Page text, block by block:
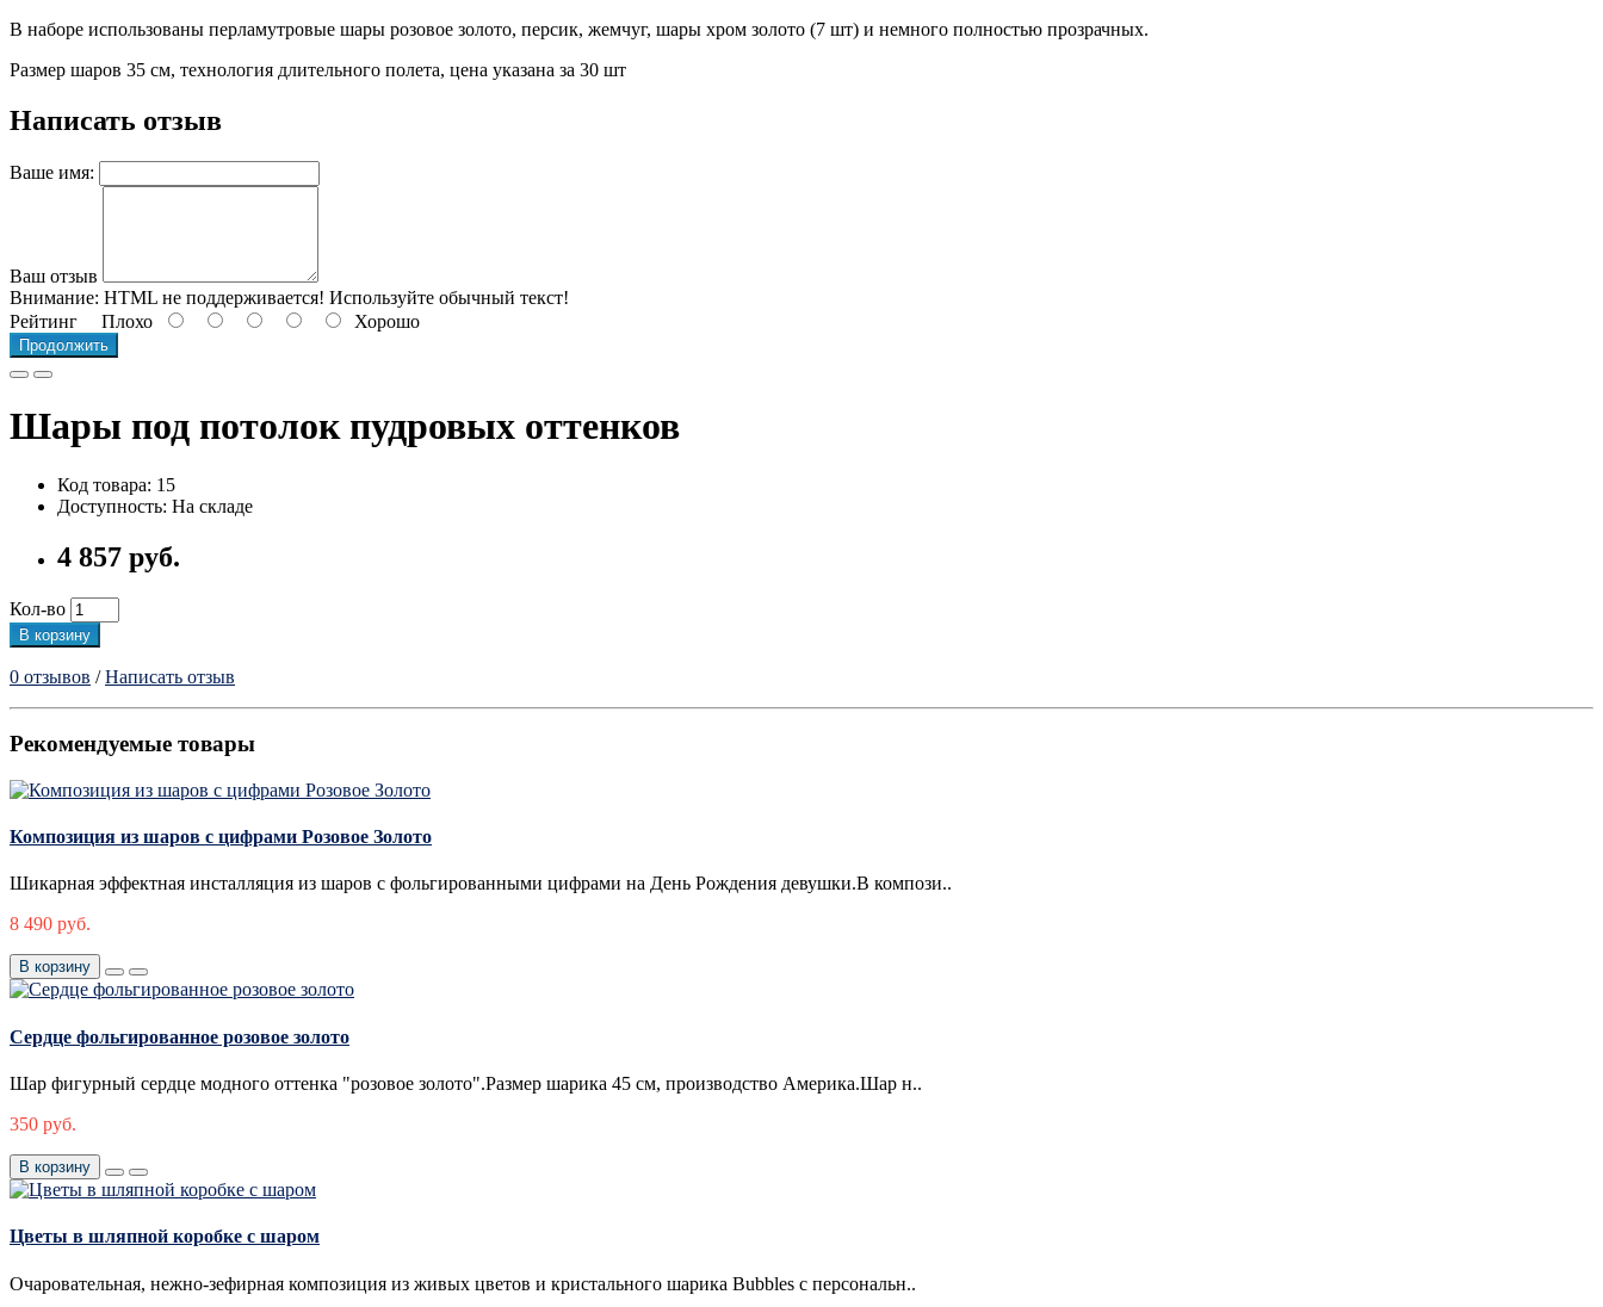
В наборе использованы перламутровые шары розовое золото, персик, жемчуг, шары хром золото (7 шт) и немного полностью прозрачных.
Размер шаров 35 см, технология длительного полета, цена указана за 30 шт
Написать отзыв
Ваше имя:
Ваш отзыв
Внимание: HTML не поддерживается! Используйте обычный текст!
Рейтинг Плохо Хорошо
Продолжить
Шары под потолок пудровых оттенков
Код товара: 15
Доступность: На складе
4 857 руб.
Кол-во
В корзину
0 отзывов /Написать отзыв
Рекомендуемые товары
Композиция из шаров с цифрами Розовое Золото
Шикарная эффектная инсталляция из шаров с фольгированными цифрами на День Рождения девушки.В компози..
8 490 руб.
В корзину
Сердце фольгированное розовое золото
Шар фигурный сердце модного оттенка "розовое золото".Размер шарика 45 см, производство Америка.Шар н..
350 руб.
В корзину
Цветы в шляпной коробке с шаром
Очаровательная, нежно-зефирная композиция из живых цветов и кристального шарика Bubbles с персональн..